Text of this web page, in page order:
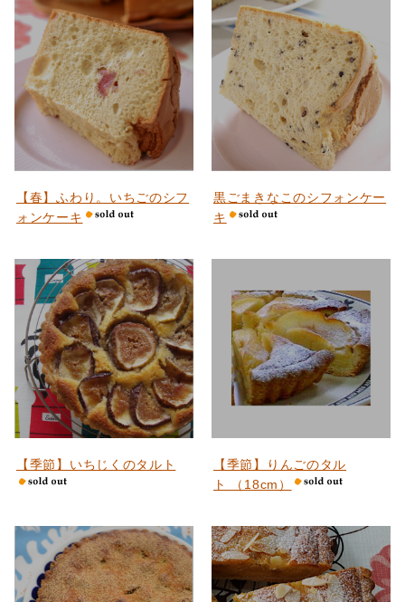
【春】ふわり。いちごのシフ
ォンケーキ
黒ごまきなこのシフォンケー
キ
【季節】いちじくのタルト
【季節】りんごのタル
ト （18cm）